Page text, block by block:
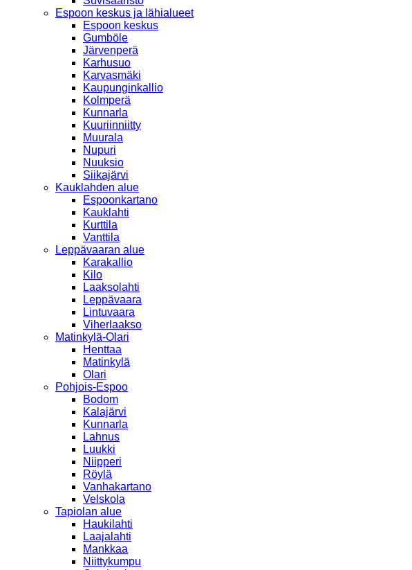
Espoon keskus ja lähialueet
Espoon keskus
Gumböle
Järvenperä
Karhusuo
Karvasmäki
Kaupunginkallio
Kolmperä
Kunnarla
Kuuriinniitty
Muurala
Nupuri
Nuuksio
Siikajärvi
Kauklahden alue
Espoonkartano
Kauklahti
Kurttila
Vanttila
Leppävaaran alue
Karakallio
Kilo
Laaksolahti
Leppävaara
Lintuvaara
Viherlaakso
Matinkylä-Olari
Henttaa
Matinkylä
Olari
Pohjois-Espoo
Bodom
Kalajärvi
Kunnarla
Lahnus
Luukki
Niipperi
Röylä
Vanhakartano
Velskola
Tapiolan alue
Haukilahti
Laajalahti
Mankkaa
Niittykumpu